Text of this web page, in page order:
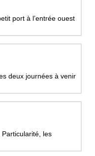
port à l’entrée ouest
deux journées à venir
les